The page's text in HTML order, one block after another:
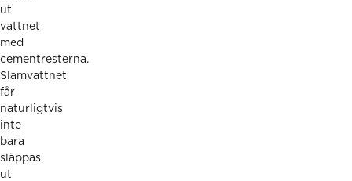
ut
vattnet
med
cementresterna.
Slamvattnet
får
naturligtvis
inte
bara
släppas
ut